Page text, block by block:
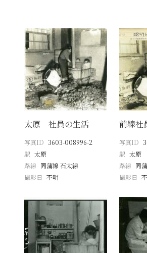
太原 社員の生活
写真ID 3603-008996-2
駅 太原
路線 同蒲線 石太線
撮影日
不明
前線社
写真ID
駅 太原
路線 同
撮影日